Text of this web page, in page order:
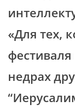
«Для тех,
недрах